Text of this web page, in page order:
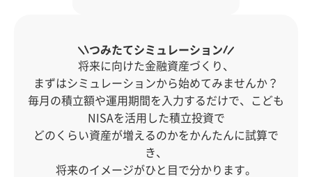
つみたてシミュレーション
将来に向けた金融資産づくり、
まずはシミュレーションから始めてみませんか？
毎月の積立額や運用期間を入力するだけで、こども
NISAを活用した積立投資で
どのくらい資産が増えるのかをかんたんに試算で
き、
将来のイメージがひと目で分かります。